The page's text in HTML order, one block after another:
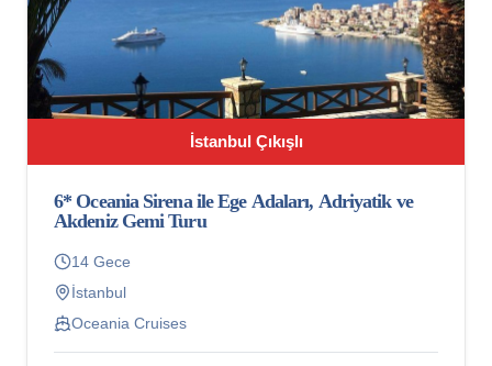
İstanbul Çıkışlı
6* Oceania Sirena ile Ege Adaları, Adriyatik ve
Akdeniz Gemi Turu
14 Gece
İstanbul
Oceania Cruises